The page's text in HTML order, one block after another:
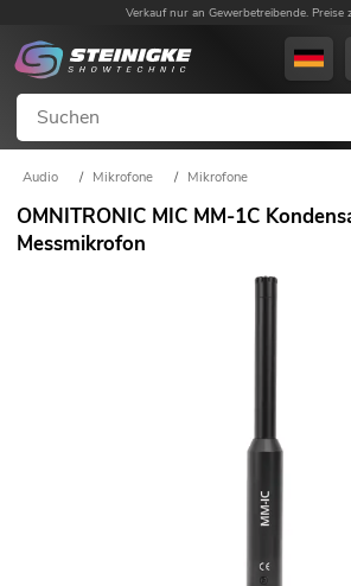
Verkauf nur an Gewerbetreibende. Preise
Audio / Mikrofone / Mikrofone
OMNITRONIC MIC MM-1C
Messmikrofon